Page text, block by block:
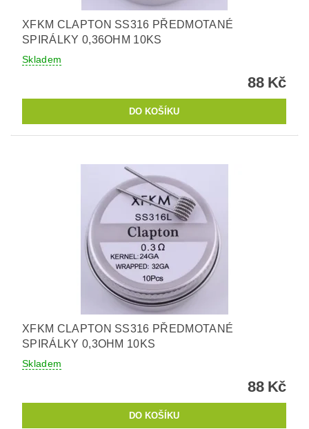
XFKM CLAPTON SS316 PŘEDMOTANÉ
SPIRÁLKY 0,36OHM 10KS
Skladem
88 Kč
XFKM CLAPTON SS316 PŘEDMOTANÉ
SPIRÁLKY 0,3OHM 10KS
Skladem
88 Kč